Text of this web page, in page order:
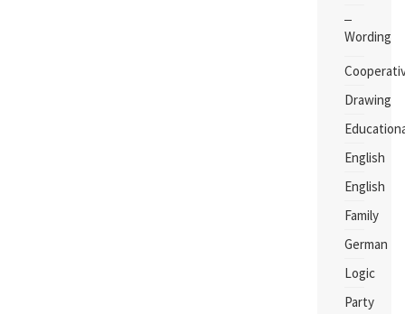
Wording
Drawing
English
English
Family
German
Logic
Party